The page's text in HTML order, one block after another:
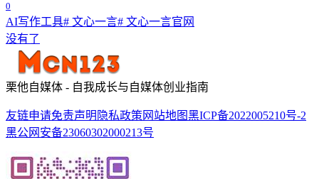
0
AI写作工具# 文心一言# 文心一言官网
没有了
栗他自媒体 - 自我成长与自媒体创业指南
友链申请免责声明 隐私政策 网站地图黑ICP备2022005210号-2
黑公网安备23060302000213号